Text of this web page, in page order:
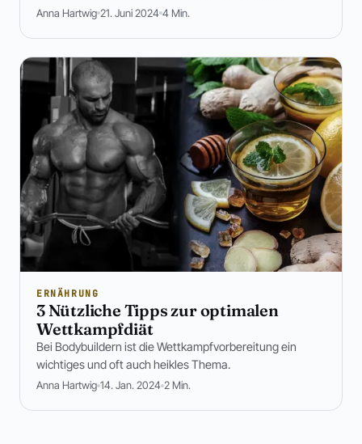
Anna Hartwig 21. Juni 2024 4 Min.
ERNÄHRUNG
3 Nützliche Tipps zur optimalen
Wettkampfdiät
Bei Bodybuildern ist die Wettkampfvorbereitung ein
wichtiges und oft auch heikles Thema.
Anna Hartwig 14. Jan. 2024 2 Min.